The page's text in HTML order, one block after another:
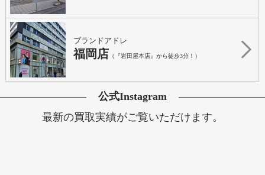
ブランドアドレ
福岡店 （『岩田屋本店』から徒歩3分！）
公式Instagram
最新の買取実績がご覧いただけます。